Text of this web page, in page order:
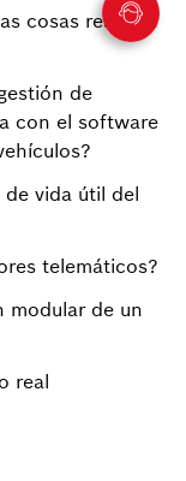
cosas resultan
de
con el software
vida útil del
telemáticos?
modular de un
real